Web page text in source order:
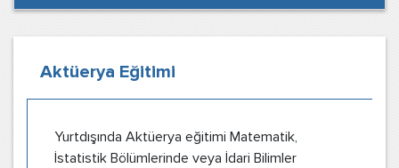
Aktüerya Eğitimi
Yurtdışında Aktüerya eğitimi Matematik,
İstatistik Bölümlerinde veya İdari Bilimler